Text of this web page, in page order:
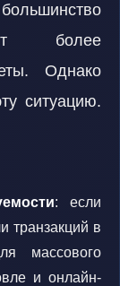
более
Однако
ситуацию.
: если
транзакций в
массового
и онлайн-